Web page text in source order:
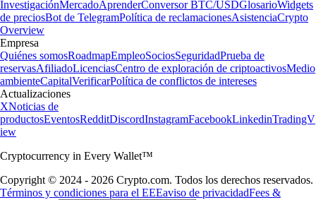
InvestigaciónMercadoAprenderConversor BTC/USDGlosarioWidgets
de preciosBot de TelegramPolítica de reclamacionesAsistenciaCrypto
Overview
Empresa
Quiénes somosRoadmapEmpleoSociosSeguridadPrueba de
reservasAfiliadoLicenciasCentro de exploración de criptoactivosMedio
ambienteCapitalVerificarPolítica de conflictos de intereses
Actualizaciones
XNoticias de
productosEventosRedditDiscordInstagramFacebookLinkedinTradingV
iew
Cryptocurrency in Every Wallet™
Copyright © 2024 - 2026 Crypto.com. Todos los derechos reservados.
Términos y condiciones para el EEEaviso de privacidadFees &